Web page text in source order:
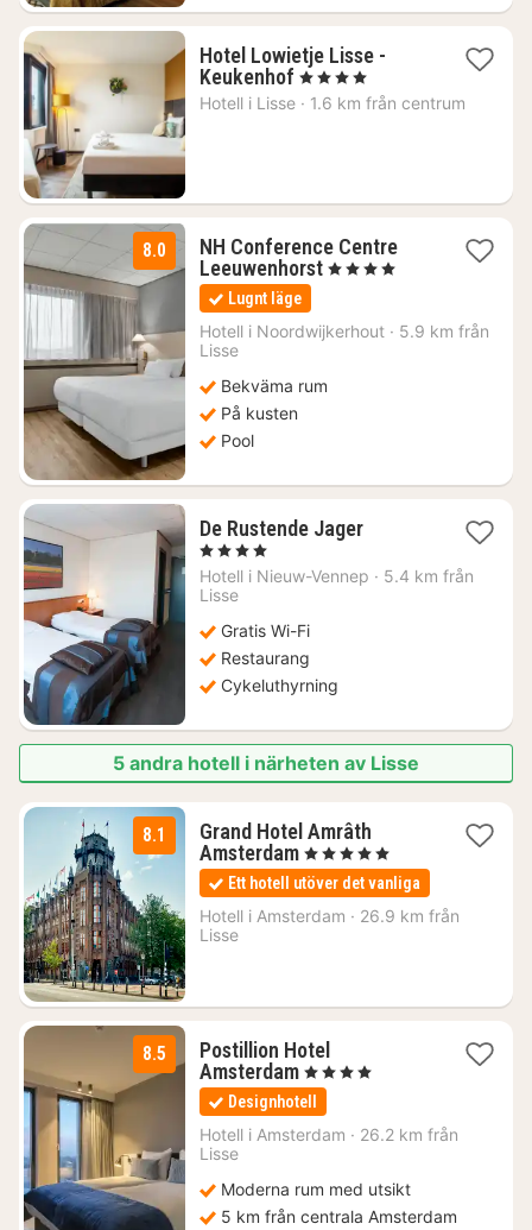
Hotel Lowietje Lisse -
Keukenhof 1
natt
, 4 Stjärnor
Hotell i Lisse · 1.6 km från centrum
8.0
NH Conference Centre
Leeuwenhorst2
1631
, 4 Stjärnor
Lugnt läge
Hotell i Noordwijkerhout · 5.9 km från
Lisse
Bekväma rum
På kusten
Pool
De Rustende Jager1
från
778
, 4 Stjärnor
Hotell i Nieuw-Vennep · 5.4 km från
Lisse
Gratis Wi-Fi
Restaurang
Cykeluthyrning
5 andra hotell i närheten av Lisse
8.1
Grand Hotel Amrâth
Amsterdam1
natt
från
2336
, 5 Stjärnor
Ett hotell utöver det vanliga
Hotell i Amsterdam · 26.9 km från
Lisse
8.5
Postillion Hotel
Amsterdam1
natt
från
1222
, 4 Stjärnor
Designhotell
Hotell i Amsterdam · 26.2 km från
Lisse
Moderna rum med utsikt
5 km från centrala Amsterdam